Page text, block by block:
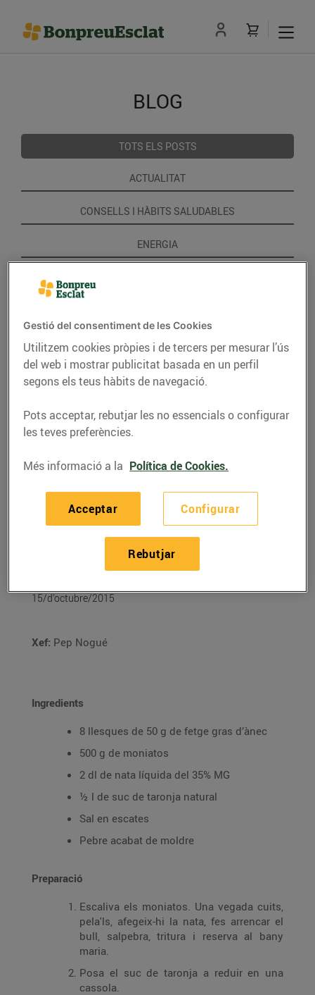
BLOG
TOTS ELS POSTS
ACTUALITAT
CONSELLS I HÀBITS SALUDABLES
ENERGIA
RECEPTES
Fetge gras d’ànec amb
cremós de moniato
15/d’octubre/2015
Xef: Pep Nogué
Ingredients
8 llesques de 50 g de fetge gras d’ànec
500 g de moniatos
2 dl de nata líquida del 35% MG
½ l de suc de taronja natural
Sal en escates
Pebre acabat de moldre
Preparació
Escaliva els moniatos. Una vegada cuits,
pela'ls, afegeix-hi la nata, fes arrencar el
bull, salpebra, tritura i reserva al bany
maria.
Posa el suc de taronja a reduir en una
cassola.
Gestió del consentiment de les Cookies
Utilitzem cookies pròpies i de tercers per mesurar l’ús
del web i mostrar publicitat basada en un perfil
segons els teus hàbits de navegació.
Pots acceptar, rebutjar les no essencials o configurar
les teves preferències.
Més informació a la Política de Cookies.
Configurar
Rebutjar
Acceptar